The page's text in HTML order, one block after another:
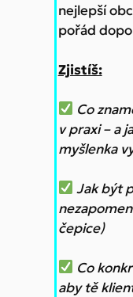
nejlepší
pořád
Zjistíš:
Co
v praxi – a
myšlenka
Jak být
čepice)
Co
aby tě